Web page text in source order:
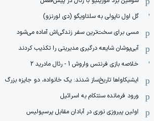
گل اول ناپولی به سلتاویگو (دی لورنزو)
مسی برای سخت‌ترین سفر زندگی‌اش آماده می‌شود
آبی‌پوشان شایعه درگیری مدیریتی را تکذیب کردند
خلاصه بازی فرنتس واروش 1 - رئال مادرید 2
ایشیکاوا‌ها تاریخ‌ساز شدند: یک خانواده، دو جایزه بزرگ
ورود فرمانده سنتکام به اسرائیل
اولین پیروزی نوری در آبادان مقابل پرسپولیس